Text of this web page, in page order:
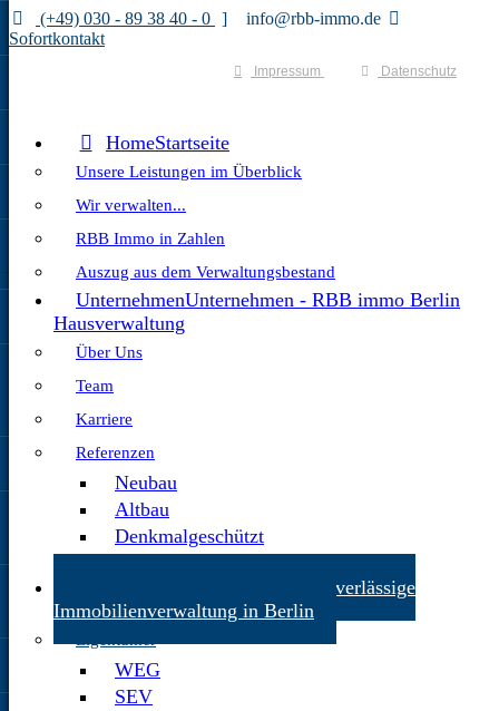
(+49) 030 - 89 38 40 - 0
info@rbb-immo.de
Sofortkontakt
Impressum Datenschutz
HomeStartseite
Unsere Leistungen im Überblick
Wir verwalten...
RBB Immo in Zahlen
Auszug aus dem Verwaltungsbestand
UnternehmenUnternehmen - RBB immo Berlin
Hausverwaltung
Über Uns
Team
Karriere
Referenzen
Neubau
Altbau
Denkmalgeschützt
Verwaltung - Ihre zuverlässige
Immobilienverwaltung in Berlin
WEG
SEV